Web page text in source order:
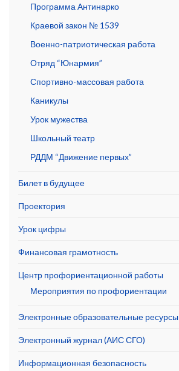
Программа Антинарко
Краевой закон № 1539
Военно-патриотическая работа
Отряд “Юнармия”
Спортивно-массовая работа
Каникулы
Урок мужества
Школьный театр
РДДМ “Движение первых”
Билет в будущее
Проектория
Урок цифры
Финансовая грамотность
Центр профориентационной работы
Мероприятия по профориентации
Электронные образовательные ресурсы
Электронный журнал (АИС СГО)
Информационная безопасность